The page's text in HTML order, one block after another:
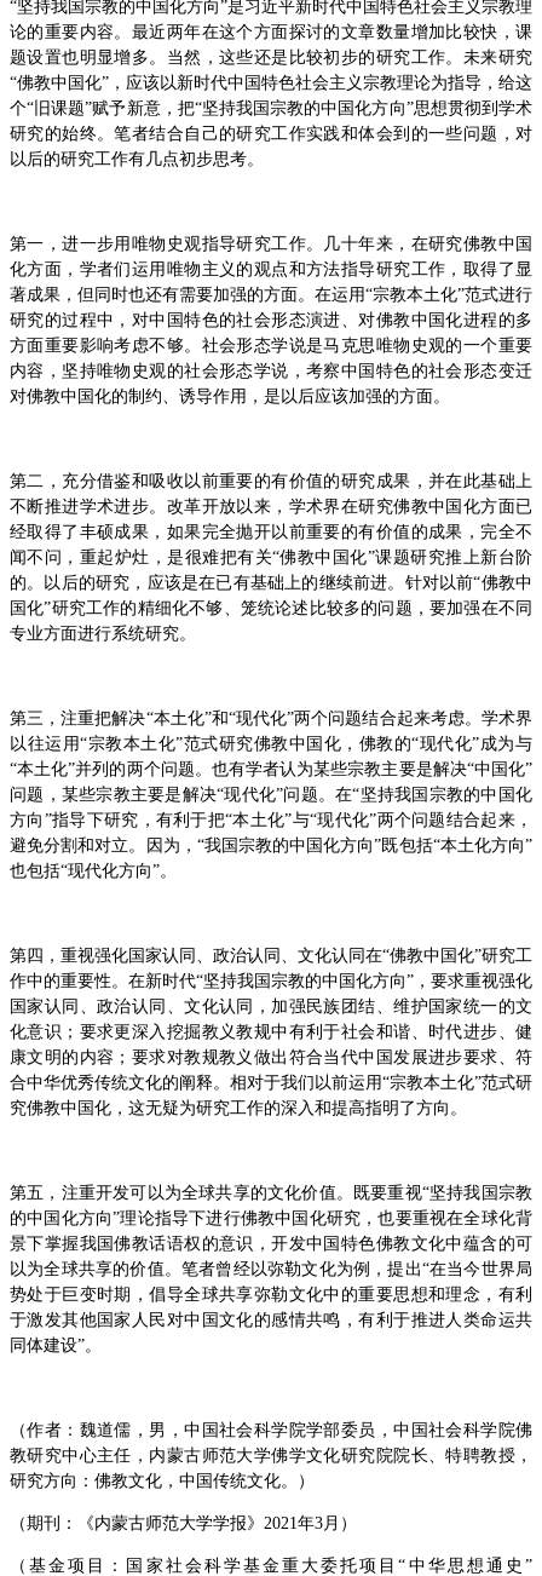
“坚持我国宗教的中国化方向”是习近平新时代中国特色社会主义宗教理
论的重要内容。最近两年在这个方面探讨的文章数量增加比较快，课
题设置也明显增多。当然，这些还是比较初步的研究工作。未来研究
“佛教中国化”，应该以新时代中国特色社会主义宗教理论为指导，给这
个“旧课题”赋予新意，把“坚持我国宗教的中国化方向”思想贯彻到学术
研究的始终。笔者结合自己的研究工作实践和体会到的一些问题，对
以后的研究工作有几点初步思考。
第一，进一步用唯物史观指导研究工作。几十年来，在研究佛教中国
化方面，学者们运用唯物主义的观点和方法指导研究工作，取得了显
著成果，但同时也还有需要加强的方面。在运用“宗教本土化”范式进行
研究的过程中，对中国特色的社会形态演进、对佛教中国化进程的多
方面重要影响考虑不够。社会形态学说是马克思唯物史观的一个重要
内容，坚持唯物史观的社会形态学说，考察中国特色的社会形态变迁
对佛教中国化的制约、诱导作用，是以后应该加强的方面。
第二，充分借鉴和吸收以前重要的有价值的研究成果，并在此基础上
不断推进学术进步。改革开放以来，学术界在研究佛教中国化方面已
经取得了丰硕成果，如果完全抛开以前重要的有价值的成果，完全不
闻不问，重起炉灶，是很难把有关“佛教中国化”课题研究推上新台阶
的。以后的研究，应该是在已有基础上的继续前进。针对以前“佛教中
国化”研究工作的精细化不够、笼统论述比较多的问题，要加强在不同
专业方面进行系统研究。
第三，注重把解决“本土化”和“现代化”两个问题结合起来考虑。学术界
以往运用“宗教本土化”范式研究佛教中国化，佛教的“现代化”成为与
“本土化”并列的两个问题。也有学者认为某些宗教主要是解决“中国化”
问题，某些宗教主要是解决“现代化”问题。在“坚持我国宗教的中国化
方向”指导下研究，有利于把“本土化”与“现代化”两个问题结合起来，
避免分割和对立。因为，“我国宗教的中国化方向”既包括“本土化方向”
也包括“现代化方向”。
第四，重视强化国家认同、政治认同、文化认同在“佛教中国化”研究工
作中的重要性。在新时代“坚持我国宗教的中国化方向”，要求重视强化
国家认同、政治认同、文化认同，加强民族团结、维护国家统一的文
化意识；要求更深入挖掘教义教规中有利于社会和谐、时代进步、健
康文明的内容；要求对教规教义做出符合当代中国发展进步要求、符
合中华优秀传统文化的阐释。相对于我们以前运用“宗教本土化”范式研
究佛教中国化，这无疑为研究工作的深入和提高指明了方向。
第五，注重开发可以为全球共享的文化价值。既要重视“坚持我国宗教
的中国化方向”理论指导下进行佛教中国化研究，也要重视在全球化背
景下掌握我国佛教话语权的意识，开发中国特色佛教文化中蕴含的可
以为全球共享的价值。笔者曾经以弥勒文化为例，提出“在当今世界局
势处于巨变时期，倡导全球共享弥勒文化中的重要思想和理念，有利
于激发其他国家人民对中国文化的感情共鸣，有利于推进人类命运共
同体建设”。
（作者：魏道儒，男，中国社会科学院学部委员，中国社会科学院佛
教研究中心主任，内蒙古师范大学佛学文化研究院院长、特聘教授，
研究方向：佛教文化，中国传统文化。）
（期刊：《内蒙古师范大学学报》2021年3月）
（基金项目：国家社会科学基金重大委托项目“中华思想通史”